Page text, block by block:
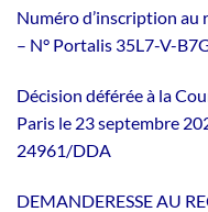
Numéro d’inscription au
– N° Portalis 35L7-V-
Décision déférée à la
Paris le 23 septembre
24961/DDA
DEMANDERESSE AU